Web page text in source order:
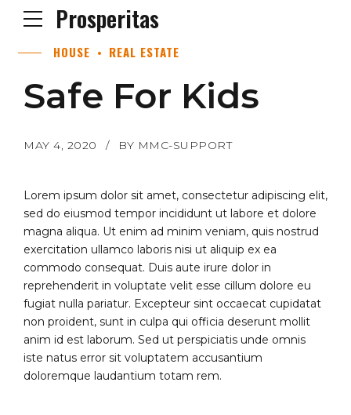
Prosperitas
HOUSE REAL ESTATE
Safe For Kids
MAY 4, 2020 BY MMC-SUPPORT
Lorem ipsum dolor sit amet, consectetur adipiscing elit,
sed do eiusmod tempor incididunt ut labore et dolore
magna aliqua. Ut enim ad minim veniam, quis nostrud
exercitation ullamco laboris nisi ut aliquip ex ea
commodo consequat. Duis aute irure dolor in
reprehenderit in voluptate velit esse cillum dolore eu
fugiat nulla pariatur. Excepteur sint occaecat cupidatat
non proident, sunt in culpa qui officia deserunt mollit
anim id est laborum. Sed ut perspiciatis unde omnis
iste natus error sit voluptatem accusantium
doloremque laudantium totam rem.